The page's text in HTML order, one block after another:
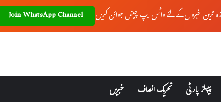
ترین خبروں کے لئے واٹس ایپ چینل جوائن کریں Join WhatsApp Channel
پیپلز پارٹی تحریک انصاف خبریں